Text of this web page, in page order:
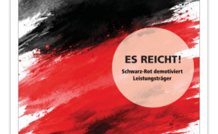
23Impressum
Redaktion
24Vorschau
Redaktion